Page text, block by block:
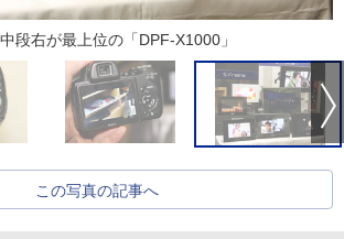
段右が最上位の「DPF-X1000」
この写真の記事へ